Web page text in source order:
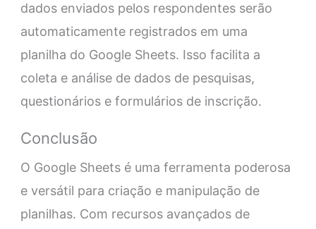
dados enviados pelos respondentes serão
automaticamente registrados em uma
planilha do Google Sheets. Isso facilita a
coleta e análise de dados de pesquisas,
questionários e formulários de inscrição.
Conclusão
O Google Sheets é uma ferramenta poderosa
e versátil para criação e manipulação de
planilhas. Com recursos avançados de